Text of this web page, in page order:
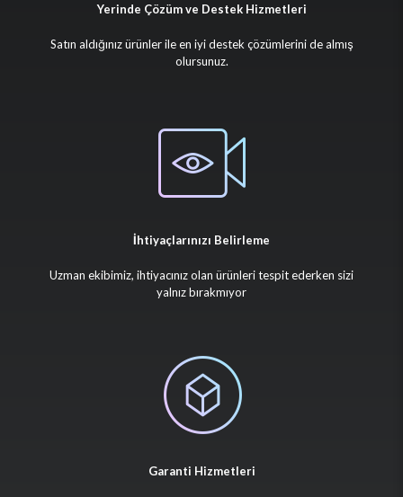
Yerinde Çözüm ve Destek Hizmetleri
Satın aldığınız ürünler ile en iyi destek çözümlerini de almış
olursunuz.
İhtiyaçlarınızı Belirleme
Uzman ekibimiz, ihtiyacınız olan ürünleri tespit ederken sizi
yalnız bırakmıyor
Garanti Hizmetleri